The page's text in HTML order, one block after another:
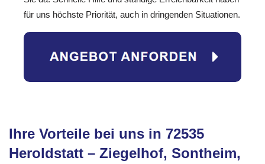
für uns höchste Priorität, auch in dringenden Situationen.
Ihre Vorteile bei uns in 72535
Heroldstatt – Ziegelhof, Sontheim,